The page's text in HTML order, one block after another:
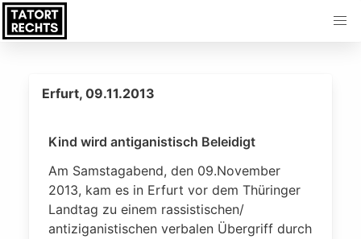
Erfurt, 09.11.2013
Kind wird antiganistisch Beleidigt
Am Samstagabend, den 09.November
2013, kam es in Erfurt vor dem Thüringer
Landtag zu einem rassistischen/
antiziganistischen verbalen Übergriff durch